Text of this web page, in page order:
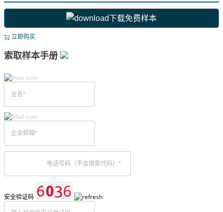
下载免费样本
立即购买
索取样本手册
安全验证码